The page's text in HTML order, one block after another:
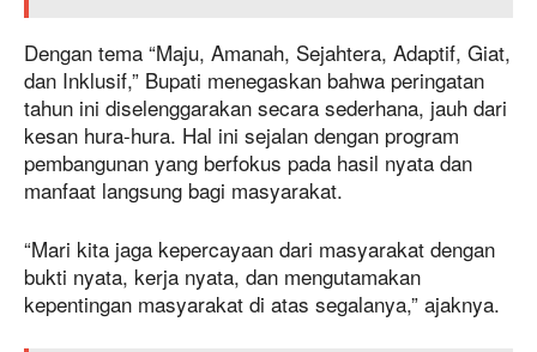
Dengan tema “Maju, Amanah, Sejahtera, Adaptif, Giat,
dan Inklusif,” Bupati menegaskan bahwa peringatan
tahun ini diselenggarakan secara sederhana, jauh dari
kesan hura-hura. Hal ini sejalan dengan program
pembangunan yang berfokus pada hasil nyata dan
manfaat langsung bagi masyarakat.
“Mari kita jaga kepercayaan dari masyarakat dengan
bukti nyata, kerja nyata, dan mengutamakan
kepentingan masyarakat di atas segalanya,” ajaknya.